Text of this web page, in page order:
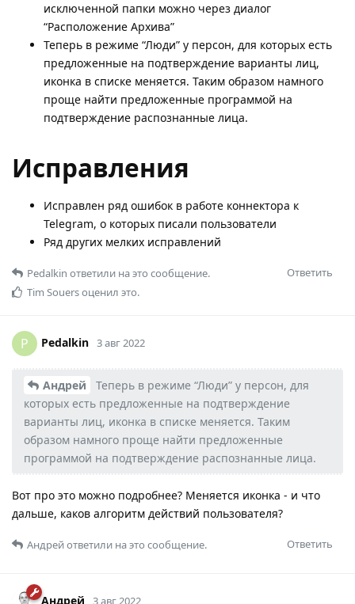
исключенной папки можно через диалог
“Расположение Архива”
Теперь в режиме “Люди” у персон, для которых есть
предложенные на подтверждение варианты лиц,
иконка в списке меняется. Таким образом намного
проще найти предложенные программой на
подтверждение распознанные лица.
Исправления
Исправлен ряд ошибок в работе коннектора к
Telegram, о которых писали пользователи
Ряд других мелких исправлений
Ответить
Pedalkin ответили на это сообщение.
Tim Souersоценил это.
P Pedalkin 3 авг 2022
Андрей
Теперь в режиме “Люди” у персон, для
которых есть предложенные на подтверждение
варианты лиц, иконка в списке меняется. Таким
образом намного проще найти предложенные
программой на подтверждение распознанные лица.
Вот про это можно подробнее? Меняется иконка - и что
дальше, каков алгоритм действий пользователя?
Ответить
Андрейответили на это сообщение.
Андрей 3 авг 2022